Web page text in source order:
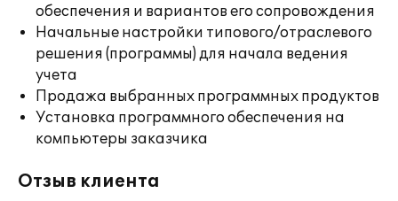
обеспечения и вариантов его сопровождения
Начальные настройки типового/отраслевого
решения (программы) для начала ведения
учета
Продажа выбранных программных продуктов
Установка программного обеспечения на
компьютеры заказчика
Отзыв клиента